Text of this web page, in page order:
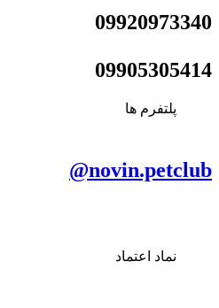
09920973340
09905305414
پلتفرم ها
novin.petclub@
نماد اعتماد